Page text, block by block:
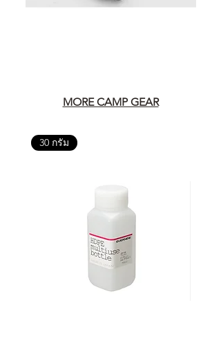
MORE CAMP GEAR
30 กรัม